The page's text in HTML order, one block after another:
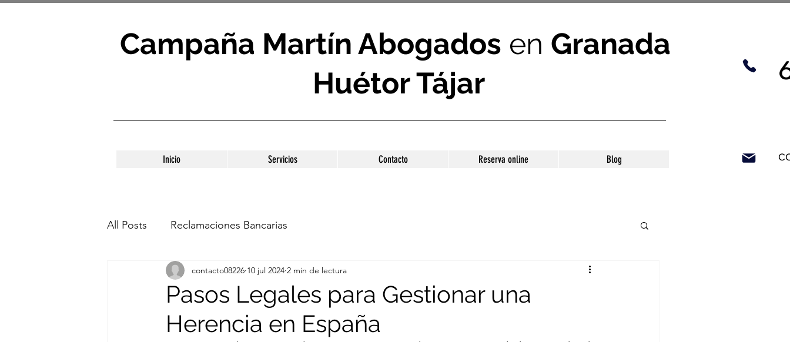
Campaña Martín Abogados en Granada
Huétor Tájar
Inicio Servicios Contacto Reserva online Blog
All Posts Reclamaciones Bancarias
Pasos Legales para Gestionar una
Herencia en España
contacto08226 10 jul 2024 2 min de lectura